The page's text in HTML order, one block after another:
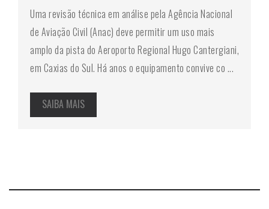
Uma revisão técnica em análise pela Agência Nacional
de Aviação Civil (Anac) deve permitir um uso mais
amplo da pista do Aeroporto Regional Hugo Cantergiani,
em Caxias do Sul. Há anos o equipamento convive co ...
SAIBA MAIS